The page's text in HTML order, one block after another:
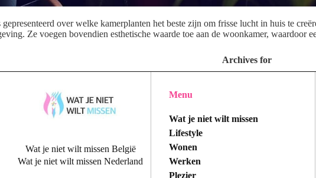
over welke kamerplanten het beste zijn om frisse lucht in huis te
Ze voegen bovendien esthetische waarde toe aan de woonkamer,
Archives for
Wat je niet wilt missen België
Wat je niet wilt missen Nederland
Menu
Wat je niet wilt missen
Lifestyle
Wonen
Werken
Plezier